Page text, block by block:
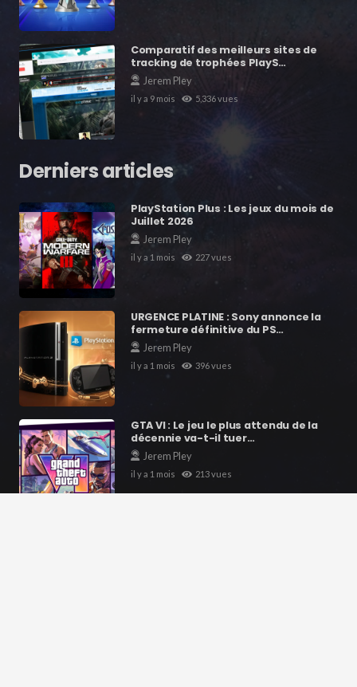
Comparatif des meilleurs sites de
tracking de trophées PlayS…
Jerem Pley
il y a 9 mois 5,336vues
Derniers articles
PlayStation Plus : Les jeux du mois de
Juillet 2026
Jerem Pley
il y a 1 mois 227vues
URGENCE PLATINE : Sony annonce la
fermeture définitive du PS…
Jerem Pley
il y a 1 mois 396vues
GTA VI : Le jeu le plus attendu de la
décennie va-t-il tuer…
Jerem Pley
il y a 1 mois 213vues